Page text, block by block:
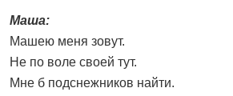
Маша:
Машею меня зовут.
Не по воле своей тут.
Мне б подснежников найти.